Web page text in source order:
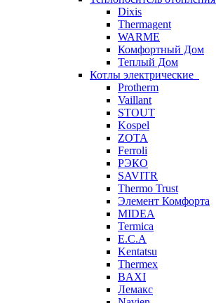
Dixis
Thermagent
WARME
Комфортный Дом
Теплый Дом
Котлы электрические
Protherm
Vaillant
STOUT
Kospel
ZOTA
Ferroli
РЭКО
SAVITR
Thermo Trust
Элемент Комфорта
MIDEA
Termica
E.C.A
Kentatsu
Thermex
BAXI
Лемакс